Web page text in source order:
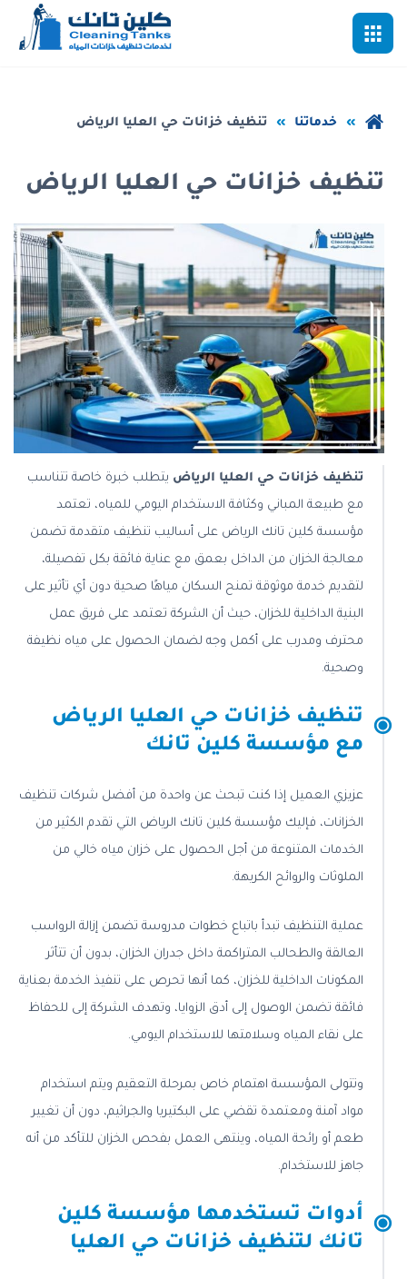
تخطي
الصفحة
الرئيسية
خدماتنا تنظيف خزانات حي العليا الرياض
تنظيف خزانات حي العليا الرياض
تنظيف خزانات حي العليا الرياض يتطلب خبرة خاصة تتناسب
مع طبيعة المباني وكثافة الاستخدام اليومي للمياه، تعتمد
مؤسسة كلين تانك الرياض على أساليب تنظيف متقدمة تضمن
معالجة الخزان من الداخل بعمق مع عناية فائقة بكل تفصيلة،
لتقديم خدمة موثوقة تمنح السكان مياهًا صحية دون أي تأثير على
البنية الداخلية للخزان، حيث أن الشركة تعتمد على فريق عمل
محترف ومدرب على أكمل وجه لضمان الحصول على مياه نظيفة
وصحية.
تنظيف خزانات حي العليا الرياض
مع مؤسسة كلين تانك
عزيزي العميل إذا كنت تبحث عن واحدة من أفضل شركات تنظيف
الخزانات، فإليك مؤسسة كلين تانك الرياض التي تقدم الكثير من
الخدمات المتنوعة من أجل الحصول على خزان مياه خالي من
الملوثات والروائح الكريهة.
عملية التنظيف تبدأ باتباع خطوات مدروسة تضمن إزالة الرواسب
العالقة والطحالب المتراكمة داخل جدران الخزان، بدون أن تتأثر
المكونات الداخلية للخزان، كما أنها تحرص على تنفيذ الخدمة بعناية
فائقة تضمن الوصول إلى أدق الزوايا، وتهدف الشركة إلى للحفاظ
على نقاء المياه وسلامتها للاستخدام اليومي.
وتتولى المؤسسة اهتمام خاص بمرحلة التعقيم ويتم استخدام
مواد آمنة ومعتمدة تقضي على البكتيريا والجراثيم، دون أن تغيير
طعم أو رائحة المياه، وينتهى العمل بفحص الخزان للتأكد من أنه
جاهز للاستخدام.
أدوات تستخدمها مؤسسة كلين
تانك لتنظيف خزانات حي العليا